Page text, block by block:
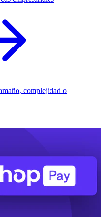
complejidad o